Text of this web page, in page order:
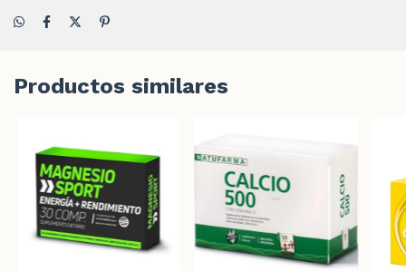
Productos similares